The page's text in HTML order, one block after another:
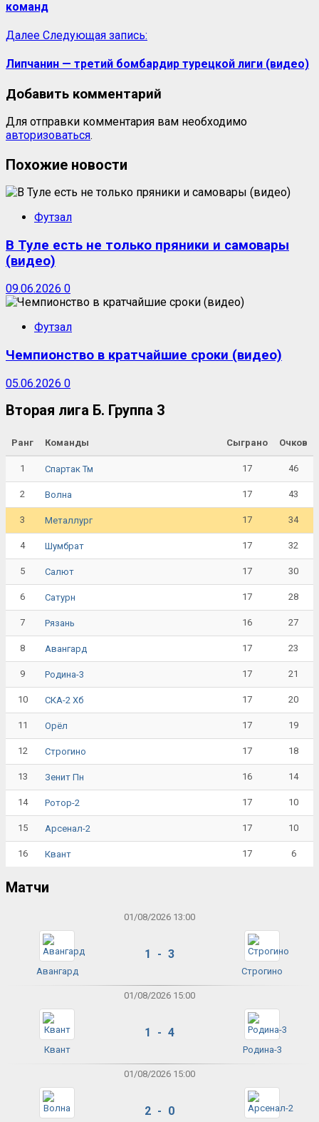
команд
Далее Следующая запись:
Липчанин — третий бомбардир турецкой лиги (видео)
Добавить комментарий
Для отправки комментария вам необходимо
авторизоваться.
Похожие новости
Футзал
В Туле есть не только пряники и самовары
(видео)
09.06.2026 0
Футзал
Чемпионство в кратчайшие сроки (видео)
05.06.2026 0
Вторая лига Б. Группа 3
Ранг Команды Сыграно Очков
1 Спартак Тм 17 46
2 Волна 17 43
3 Металлург 17 34
4 Шумбрат 17 32
5 Салют 17 30
6 Сатурн 17 28
7 Рязань 16 27
8 Авангард 17 23
9 Родина-3 17 21
10 СКА-2 Хб 17 20
11 Орёл 17 19
12 Строгино 17 18
13 Зенит Пн 16 14
14 Ротор-2 17 10
15 Арсенал-2 17 10
16 Квант 17 6
Матчи
01/08/2026 13:00
Авангард
1 - 3
Строгино
01/08/2026 15:00
Квант
1 - 4
Родина-3
01/08/2026 15:00
2 - 0